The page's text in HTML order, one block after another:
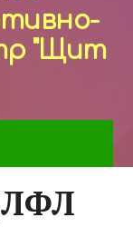
"Щит